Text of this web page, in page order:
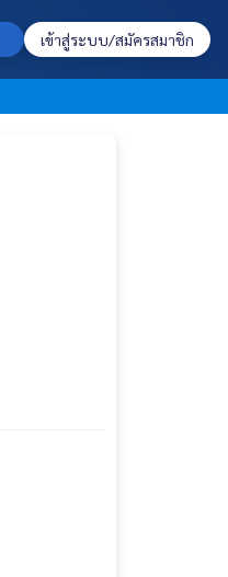
เข้าสู่ระบบ/สมัครสมาชิก